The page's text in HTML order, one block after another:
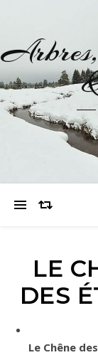
Arbres,
LE
DES
Le Chêne